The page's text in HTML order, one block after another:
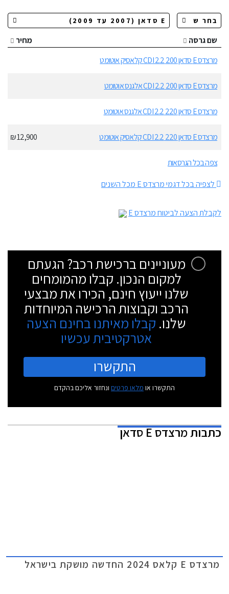
שם גרסה
מחיר
מרצדס E סדאן 200 CDI 2.2 קלאסיק אוטומט
מרצדס E סדאן 200 CDI 2.2 אלגנס אוטומט
מרצדס E סדאן 220 CDI 2.2 אלגנס אוטומט
מרצדס E סדאן 220 CDI 2.2 קלאסיק אוטומט 12,900 ₪
צפה בכל הגרסאות
לצפיה בכל דגמי מרצדס E מכל השנים
לקבלת הצעה לביטוח מרצדס E
מעוניינים ברכישת רכב? הגעתם
למקום הנכון. קבלו מהמומחים
שלנו ייעוץ חינם, הכירו את מבצעי
הרכב וקבוצות הרכישה המיוחדות
שלנו. קבלו מאיתנו בחינם הצעה
אטרקטיבית עכשיו
התקשרו
התקשרו או מלאו פרטים ונחזור אליכם בהקדם
כתבותמרצדס E סדאן
מרצדס E קלאס 2024 החדשה מושקת בישראל